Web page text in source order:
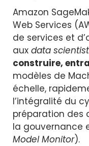
Amazon
Web Services
de services et
aux data
construire,
modèles de
échelle,
l’intégralité du
préparation des
la gouvernance
Model Monitor).